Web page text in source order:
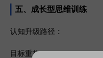
五、成长型思维训练
认知升级路径 ：
目标重构